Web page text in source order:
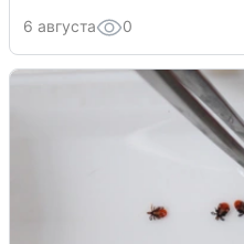
6 августа 0